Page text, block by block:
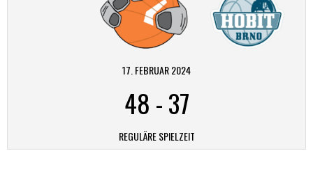
17. FEBRUAR 2024
48 -37
REGULÄRE SPIELZEIT